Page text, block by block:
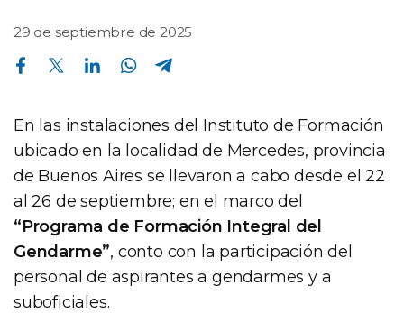
29 de septiembre de 2025
Compartir en Facebook Compartir en Twitter Compartir en Linkedin Compartir en Whatsapp
En las instalaciones del Instituto de Formación
ubicado en la localidad de Mercedes, provincia
de Buenos Aires se llevaron a cabo desde el 22
al 26 de septiembre; en el marco del
“Programa de Formación Integral del
Gendarme”, conto con la participación del
personal de aspirantes a gendarmes y a
suboficiales.